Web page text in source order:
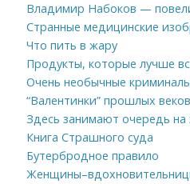
Владимир Набоков —
Странные медицинские
Что пить в жару
Продукты, которые лучше
Очень необычные
“Валентинки” прошлых веков
Здесь занимают очередь
Книга Страшного суда
Бутербродное правило